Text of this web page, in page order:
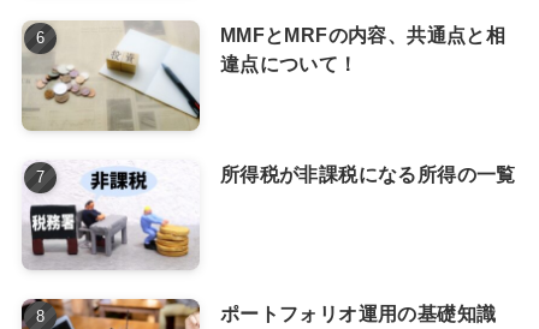
MMFとMRFの内容、共通点と相
違点について！
所得税が非課税になる所得の一覧
ポートフォリオ運用の基礎知識